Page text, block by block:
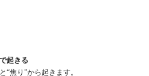
起きる
“焦り”から起きます。